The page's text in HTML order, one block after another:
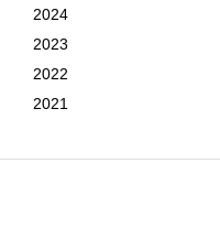
2024
2023
2022
2021